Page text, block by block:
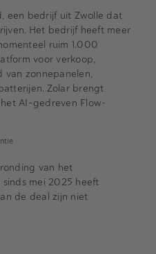
een bedrijf uit Zwolle dat
Het bedrijf heeft meer
ruim 1.000
voor verkoop,
van zonnepanelen,
Zolar brengt
AI-gedreven Flow-
van het
mei 2025 heeft
de deal zijn niet